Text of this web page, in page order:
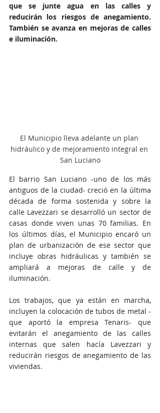
que se junte agua en las calles y
reducirán los riesgos de anegamiento.
También se avanza en mejoras de calles
e iluminación.
El Municipio lleva adelante un plan
hidráulico y de mejoramiento integral en
San Luciano
El barrio San Luciano -uno de los más
antiguos de la ciudad- creció en la última
década de forma sostenida y sobre la
calle Lavezzari se desarrolló un sector de
casas donde viven unas 70 familias. En
los últimos días, el Municipio encaró un
plan de urbanización de ese sector que
incluye obras hidráulicas y también se
ampliará a mejoras de calle y de
iluminación.
Los trabajos, que ya están en marcha,
incluyen la colocación de tubos de metal -
que aportó la empresa Tenaris- que
evitarán el anegamiento de las calles
internas que salen hacía Lavezzari y
reducirán riesgos de anegamiento de las
viviendas.